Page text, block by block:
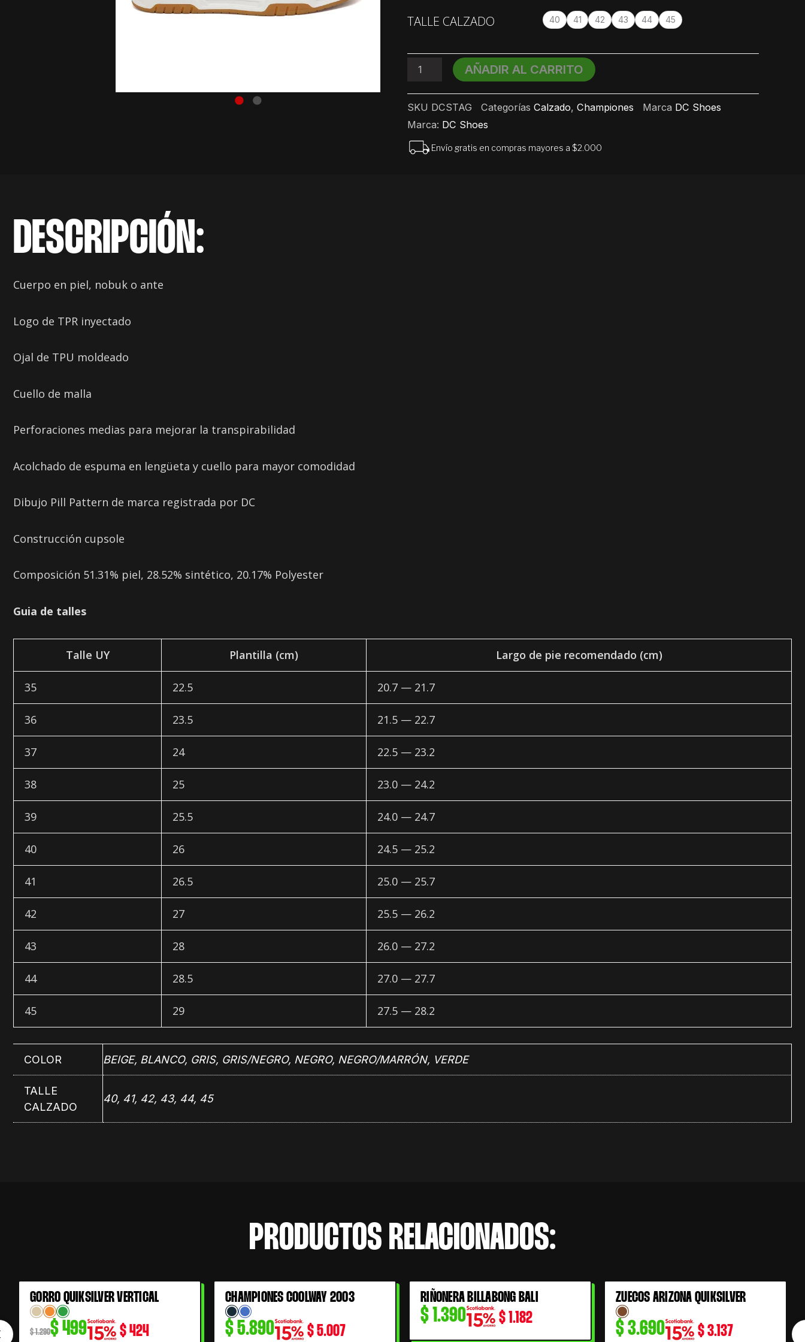
TALLE CALZADO
40 41 42 43 44 45
Stag
Chunky
AÑADIR AL CARRITO
SKU DCSTAG Categorías Calzado, Championes Marca DC Shoes
Marca: DC Shoes
Envío gratis en compras mayores a $2.000
DESCRIPCIÓN:
Cuerpo en piel, nobuk o ante
Logo de TPR inyectado
Ojal de TPU moldeado
Cuello de malla
Perforaciones medias para mejorar la transpirabilidad
Acolchado de espuma en lengüeta y cuello para mayor comodidad
Dibujo Pill Pattern de marca registrada por DC
Construcción cupsole
Composición 51.31% piel, 28.52% sintético, 20.17% Polyester
Guia de talles
Talle UY Plantilla (cm) Largo de pie recomendado (cm)
35 22.5 20.7 — 21.7
36 23.5 21.5 — 22.7
37 24 22.5 — 23.2
38 25 23.0 — 24.2
39 25.5 24.0 — 24.7
40 26 24.5 — 25.2
41 26.5 25.0 — 25.7
42 27 25.5 — 26.2
43 28 26.0 — 27.2
44 28.5 27.0 — 27.7
45 29 27.5 — 28.2
COLOR BEIGE, BLANCO, GRIS, GRIS/NEGRO, NEGRO, NEGRO/MARRÓN, VERDE
TALLE
CALZADO
40, 41, 42, 43, 44, 45
PRODUCTOS RELACIONADOS:
61% OFF
GORRO QUIKSILVER VERTICAL
$1.290
El
precio
original
$499
El
precio
actual
$424
CHAMPIONES COOLWAY 2003
$5.890 $5.007
RIÑONERA BILLABONG BALI
$ 1.390 $ 1.182
ZUECOS ARIZONA QUIKSILVER
$3.690 $3.137